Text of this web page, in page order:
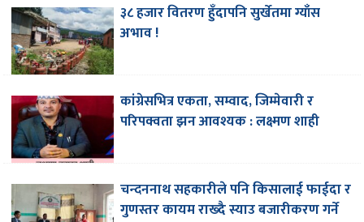
३८ हजार वितरण हुँदापनि सुर्खेतमा ग्याँस
अभाव !
कांग्रेसभित्र एकता, सम्वाद, जिम्मेवारी र
परिपक्वता झन आवश्यक : लक्ष्मण शाही
चन्दननाथ सहकारीले पनि किसालाई फाईदा र
गुणस्तर कायम राख्दै स्याउ बजारीकरण गर्ने